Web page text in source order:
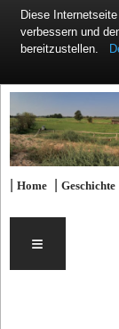
|Home |Geschichte
≡
Diese
verbessern und
bereitzustellen.